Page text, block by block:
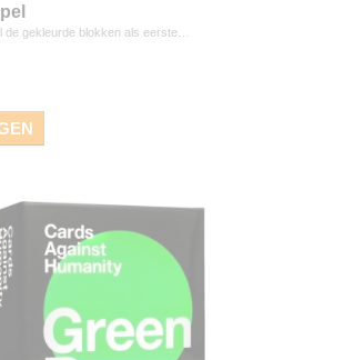
de gekleurde blokken als eerste…